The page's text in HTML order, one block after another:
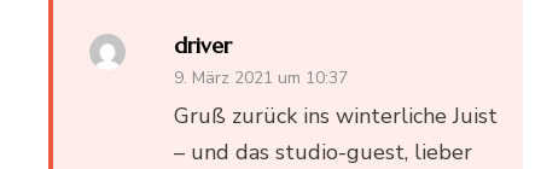
driver
9. März 2021 um 10:37
Gruß zurück ins winterliche Juist
– und das studio-guest, lieber